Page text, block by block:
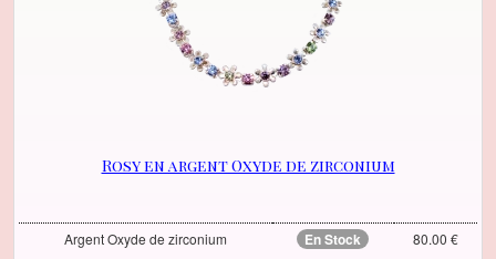
Rosy en argent Oxyde de zirconium
Argent Oxyde de zirconium En Stock 80.00 €